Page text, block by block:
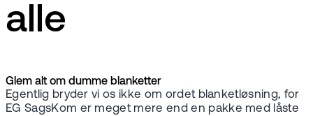
alle
Glem alt om dumme blanketter
Egentlig bryder vi os ikke om ordet blanketløsning, for
EG SagsKom er meget mere end en pakke med låste